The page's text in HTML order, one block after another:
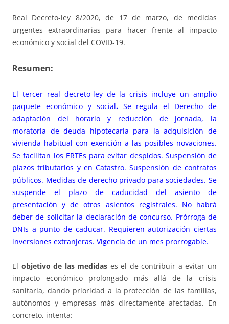
Real Decreto-ley 8/2020, de 17 de marzo, de medidas
urgentes extraordinarias para hacer frente al impacto
económico y social del COVID-19.
Resumen:
El tercer real decreto-ley de la crisis incluye un amplio
paquete económico y social. Se regula el Derecho de
adaptación del horario y reducción de jornada, la
moratoria de deuda hipotecaria para la adquisición de
vivienda habitual con exención a las posibles novaciones.
Se facilitan los ERTEs para evitar despidos. Suspensión de
plazos tributarios y en Catastro. Suspensión de contratos
públicos. Medidas de derecho privado para sociedades. Se
suspende el plazo de caducidad del asiento de
presentación y de otros asientos registrales. No habrá
deber de solicitar la declaración de concurso. Prórroga de
DNIs a punto de caducar. Requieren autorización ciertas
inversiones extranjeras. Vigencia de un mes prorrogable.
El objetivo de las medidas es el de contribuir a evitar un
impacto económico prolongado más allá de la crisis
sanitaria, dando prioridad a la protección de las familias,
autónomos y empresas más directamente afectadas. En
concreto, intenta: